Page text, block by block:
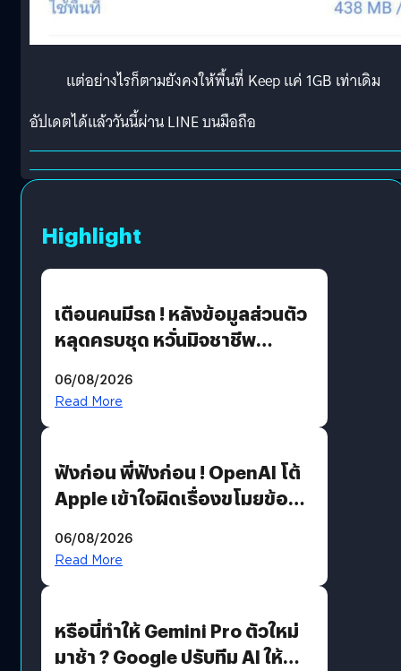
แต่อย่างไรก็ตามยังคงให้พื้นที่ Keep แค่ 1GB เท่าเดิม
อัปเดตได้แล้ววันนี้ผ่าน LINE บนมือถือ
Highlight
เตือนคนมีรถ ! หลังข้อมูลส่วนตัว
หลุดครบชุด หวั่นมิจชาชีพ
รหัสผ่านหลุด ไม่ใช่แฮ็กเกอร์
06/08/2026
Read More
ฟังก่อน พี่ฟังก่อน ! OpenAI โต้
Apple เข้าใจผิดเรื่องขโมยข้อมูล
06/08/2026
Read More
หรือนี่ทำให้ Gemini Pro ตัวใหม่
มาช้า ? Google ปรับทีม AI ให้